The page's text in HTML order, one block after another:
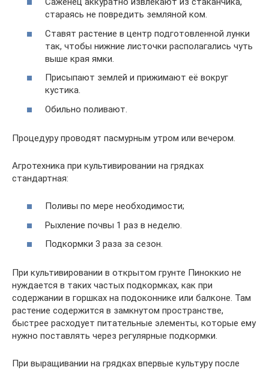
стараясь не повредить земляной ком.
Ставят растение в центр подготовленной лунки
так, чтобы нижние листочки располагались чуть
выше края ямки.
Присыпают землей и прижимают её вокруг
кустика.
Обильно поливают.
Процедуру проводят пасмурным утром или вечером.
Агротехника при культивировании на грядках
стандартная:
Поливы по мере необходимости;
Рыхление почвы 1 раз в неделю.
Подкормки 3 раза за сезон.
При культивировании в открытом грунте Пиноккио не
нуждается в таких частых подкормках, как при
содержании в горшках на подоконнике или балконе. Там
растение содержится в замкнутом пространстве,
быстрее расходует питательные элементы, которые ему
нужно поставлять через регулярные подкормки.
При выращивании на грядках впервые культуру после